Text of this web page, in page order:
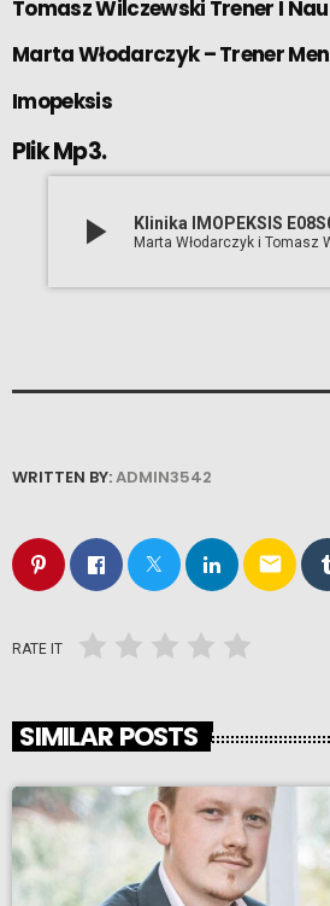
Tomasz Wilczewski Trener I
Marta Włodarczyk – Trener
Imopeksis
Plik Mp3.
play_arrow Marta Włodarczyk i Tomasz
WRITTEN BY:ADMIN3542
email
RATE IT
SIMILAR POSTS